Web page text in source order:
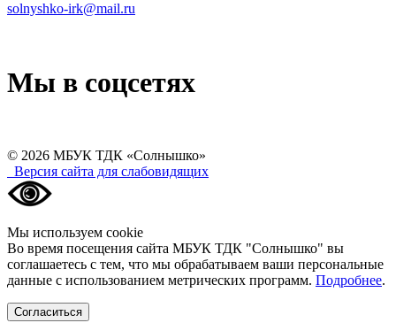
solnyshko-irk@mail.ru
Мы в соцсетях
© 2026 МБУК ТДК «Солнышко»
Версия сайта для слабовидящих
Мы используем сookie
Во время посещения сайта МБУК ТДК "Солнышко" вы
соглашаетесь с тем, что мы обрабатываем ваши персональные
данные с использованием метрических программ. Подробнее.
Согласиться